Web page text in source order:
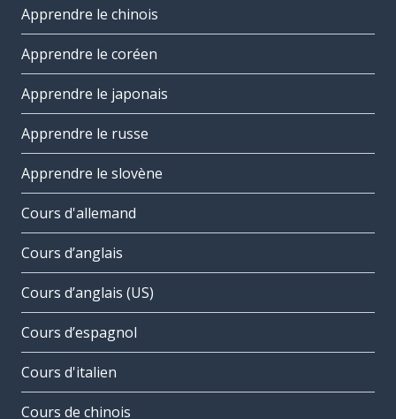
Apprendre le chinois
Apprendre le coréen
Apprendre le japonais
Apprendre le russe
Apprendre le slovène
Cours d'allemand
Cours d’anglais
Cours d’anglais (US)
Cours d’espagnol
Cours d'italien
Cours de chinois